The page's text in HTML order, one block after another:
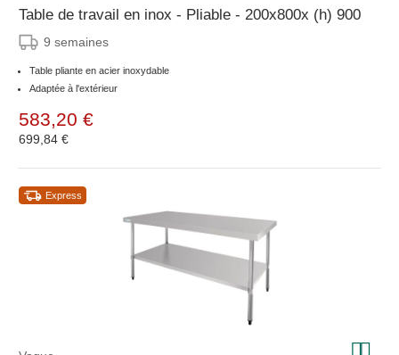
Table de travail en inox - Pliable - 200x800x (h) 900
9 semaines
Table pliante en acier inoxydable
Adaptée à l'extérieur
583,20 €
699,84 €
Express